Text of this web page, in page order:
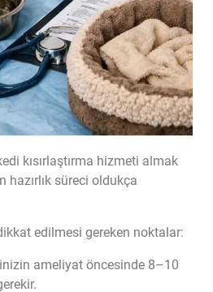
kısırlaştırma hizmeti almak
hazırlık süreci oldukça
edilmesi gereken noktalar:
ameliyat öncesinde 8–10